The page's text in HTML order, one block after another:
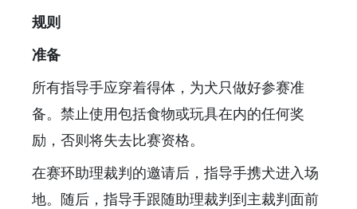
规则
准备
所有指导手应穿着得体，为犬只做好参赛准
备。禁止使用包括食物或玩具在内的任何奖
励，否则将失去比赛资格。
在赛环助理裁判的邀请后，指导手携犬进入场
地。随后，指导手跟随助理裁判到主裁判面前